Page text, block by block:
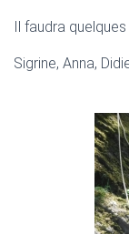
Il faudra
Sigrine, Anna,